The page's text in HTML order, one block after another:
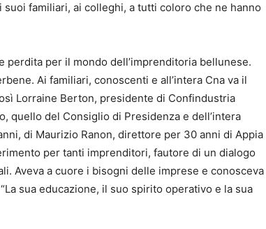
familiari, ai colleghi, a tutti coloro che ne hanno
perdita per il mondo dell’imprenditoria bellunese.
Ai familiari, conoscenti e all’intera Cna va il
Lorraine Berton, presidente di Confindustria
quello del Consiglio di Presidenza e dell’intera
di Maurizio Ranon, direttore per 30 anni di Appia
per tanti imprenditori, fautore di un dialogo
Aveva a cuore i bisogni delle imprese e conosceva
sua educazione, il suo spirito operativo e la sua